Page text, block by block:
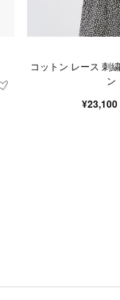
コットン レース 刺
ン
¥23,100